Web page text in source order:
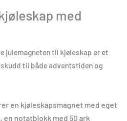
med
julemagneten til kjøleskap er et
til både adventstiden og
en kjøleskapsmagnet med eget
notatblokk med 50 ark